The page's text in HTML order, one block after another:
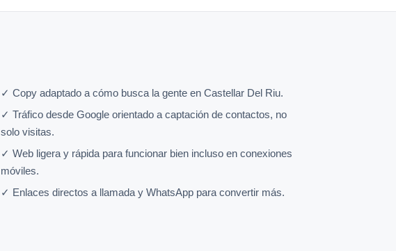
✓ Copy adaptado a cómo busca la gente en Castellar Del Riu.
✓ Tráfico desde Google orientado a captación de contactos, no
solo visitas.
✓ Web ligera y rápida para funcionar bien incluso en conexiones
móviles.
✓ Enlaces directos a llamada y WhatsApp para convertir más.